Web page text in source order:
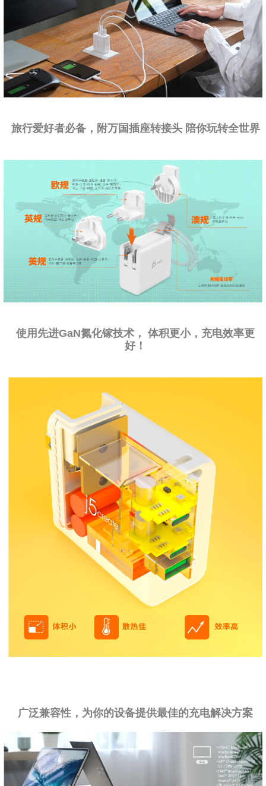
旅行爱好者必备，附万国插座转接头 陪你玩转全世界
使用先进GaN氮化镓技术， 体积更小，充电效率更
好！
广泛兼容性，为你的设备提供最佳的充电解决方案